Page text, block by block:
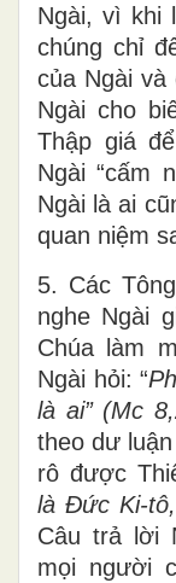
Ngài, vì khi
chúng chỉ
của Ngài và
Ngài cho
Thập giá
Ngài “cấm
Ngài là ai
quan niệm
5. Các
nghe Ngài
Chúa làm
Ngài hỏi: “
là ai” (Mc
theo dư
rô được
là Đức Ki-
Câu trả lời
mọi người